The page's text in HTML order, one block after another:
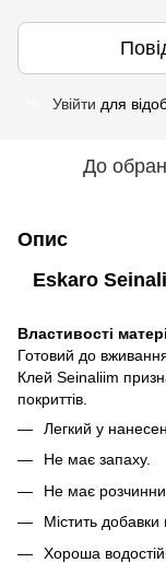
Увійти для
До
Опис
Eskaro
Властивості
Готовий до
Клей Seinaliim
покриттів.
Легкий у
Не має запаху.
Не має
Містить добавки
Хороша